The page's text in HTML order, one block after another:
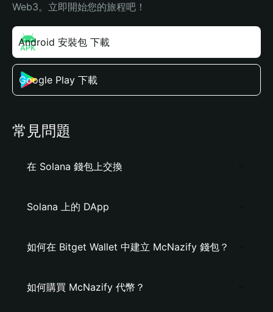
Web3。立即開始您的旅程吧！
Android 安裝包 下載
Google Play 下載
常見問題
在 Solana 錢包上交換
Solana 上的 DApp
如何在 Bitget Wallet 中建立 McNazify 錢包？
如何購買 McNazify 代幣？